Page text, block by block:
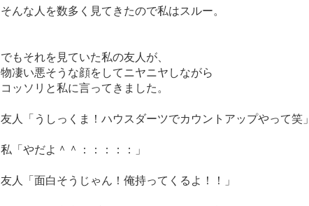
そんな人を数多く見てきたので私はスルー。
でもそれを見ていた私の友人が、
物凄い悪そうな顔をしてニヤニヤしながら
コッソリと私に言ってきました。
友人「うしっくま！ハウスダーツでカウントアップやって笑」
私「やだよ＾＾：：：：：」
友人「面白そうじゃん！俺持ってくるよ！！」